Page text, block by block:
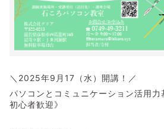
＼2025年9月17（水）開講！／
パソコンとコミュニケーション活用力
初心者歓迎》